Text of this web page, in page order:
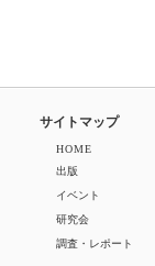
サイトマップ
HOME
出版
イベント
研究会
調査・レポート